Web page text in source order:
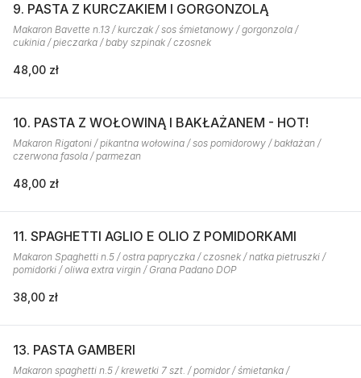
9. PASTA Z KURCZAKIEM I GORGONZOLĄ
Makaron Bavette n.13 / kurczak / sos śmietanowy / gorgonzola /
cukinia / pieczarka / baby szpinak / czosnek
48,00 zł
10. PASTA Z WOŁOWINĄ I BAKŁAŻANEM - HOT!
Makaron Rigatoni / pikantna wołowina / sos pomidorowy / bakłażan /
czerwona fasola / parmezan
48,00 zł
11. SPAGHETTI AGLIO E OLIO Z POMIDORKAMI
Makaron Spaghetti n.5 / ostra papryczka / czosnek / natka pietruszki /
pomidorki / oliwa extra virgin / Grana Padano DOP
38,00 zł
13. PASTA GAMBERI
Makaron spaghetti n.5 / krewetki 7 szt. / pomidor / śmietanka /